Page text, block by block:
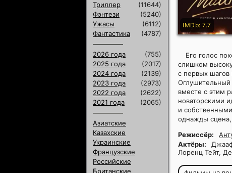
IMDb: 7.7
Его голос
слишком
с первых шагов
Оглушительный
вместе с этим
новаторскими
и
однажды сцена,
Режиссёр:
Актёры:
Лоренц Тейт,
Триллер
(11644)
Фэнтези
(5240)
Ужасы
(6112)
Фантастика
(4787)
2026 года
(755)
2025 года
(2017)
2024 года
(2139)
2023 года
(2973)
2022 года
(2622)
2021 года
(2065)
Азиатские
Казахские
Украинские
Французские
Российские
Британские